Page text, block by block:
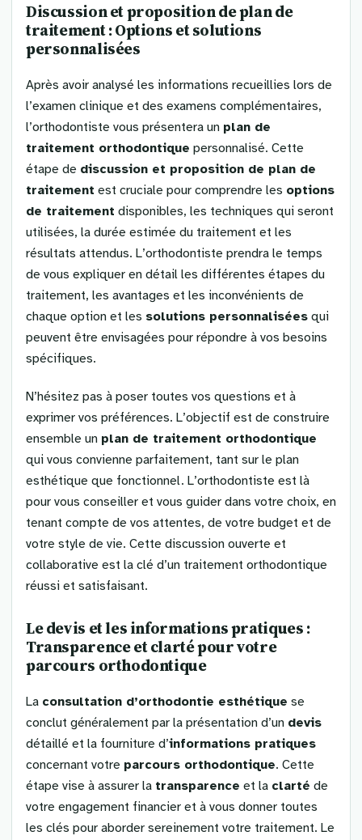
Discussion et proposition de plan de
traitement : Options et solutions
personnalisées
Après avoir analysé les informations recueillies lors de
l’examen clinique et des examens complémentaires,
l’orthodontiste vous présentera un plan de
traitement orthodontique personnalisé. Cette
étape de discussion et proposition de plan de
traitement est cruciale pour comprendre les options
de traitement disponibles, les techniques qui seront
utilisées, la durée estimée du traitement et les
résultats attendus. L’orthodontiste prendra le temps
de vous expliquer en détail les différentes étapes du
traitement, les avantages et les inconvénients de
chaque option et les solutions personnalisées qui
peuvent être envisagées pour répondre à vos besoins
spécifiques.
N’hésitez pas à poser toutes vos questions et à
exprimer vos préférences. L’objectif est de construire
ensemble un plan de traitement orthodontique
qui vous convienne parfaitement, tant sur le plan
esthétique que fonctionnel. L’orthodontiste est là
pour vous conseiller et vous guider dans votre choix, en
tenant compte de vos attentes, de votre budget et de
votre style de vie. Cette discussion ouverte et
collaborative est la clé d’un traitement orthodontique
réussi et satisfaisant.
Le devis et les informations pratiques :
Transparence et clarté pour votre
parcours orthodontique
La consultation d’orthodontie esthétique se
conclut généralement par la présentation d’un devis
détaillé et la fourniture d’informations pratiques
concernant votre parcours orthodontique. Cette
étape vise à assurer la transparence et la clarté de
votre engagement financier et à vous donner toutes
les clés pour aborder sereinement votre traitement. Le